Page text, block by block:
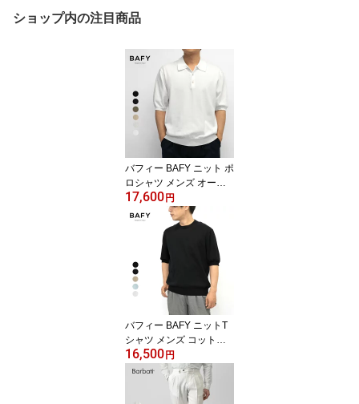
ショップ内の注目商品
バフィー BAFY ニット ポ
ロシャツ メンズ オーバ
ーサイズ コットン100%
ウォッシャブル 1604OS
イタリア製 別注 ブラッ
ク ブルー ネイビー ホワ
イト グレー ベージュ 26
SS メンズ 半袖 ニット ニ
ットポロ サマーニット
春 夏 無地 ブランド 黒 白
紺 大きいサイズ おしゃ
れ
17,600 円
バフィー BAFY ニットT
シャツ メンズ コットン
クルーネック オーバーサ
イズ ウォッシャブル 112
2OS イタリア製 別注 ホ
ワイト ネイビー ベージ
16,500 円